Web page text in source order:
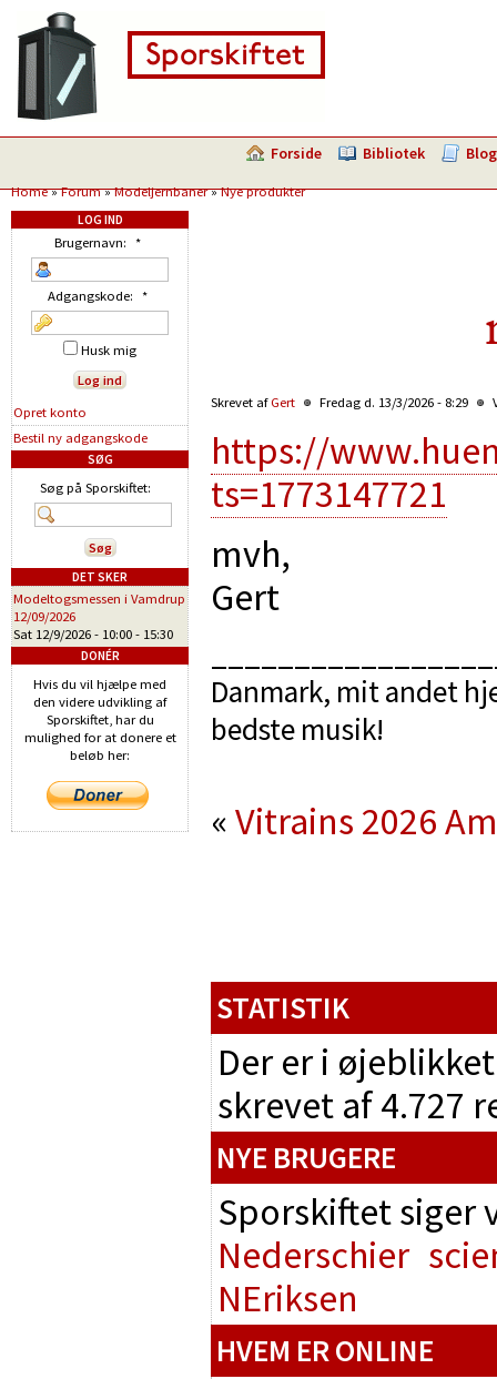
Forside Bibliotek Blog
Home»Forum»Modeljernbaner»Nye produkter
Skrevet af Gert Fredag d. 13/3/2026 - 8:29
https://
ts=1773147721
mvh,
Gert
Danmark, mit andet
bedste musik!
«Vitrains 2026
STATISTIK
Der er i
skrevet af 4.727
NYE BRUGERE
Sporskiftet
Nederschier
NEriksen
HVEM ER ONLINE
LOG IND
Brugernavn: *
Adgangskode: *
Husk mig
Opret konto
Bestil ny adgangskode
SØG
Søg på Sporskiftet:
DET SKER
Modeltogsmessen i Vamdrup
12/09/2026
Sat 12/9/2026 - 10:00 - 15:30
DONÉR
Hvis du vil hjælpe med
den videre udvikling af
Sporskiftet, har du
mulighed for at donere et
beløb her: